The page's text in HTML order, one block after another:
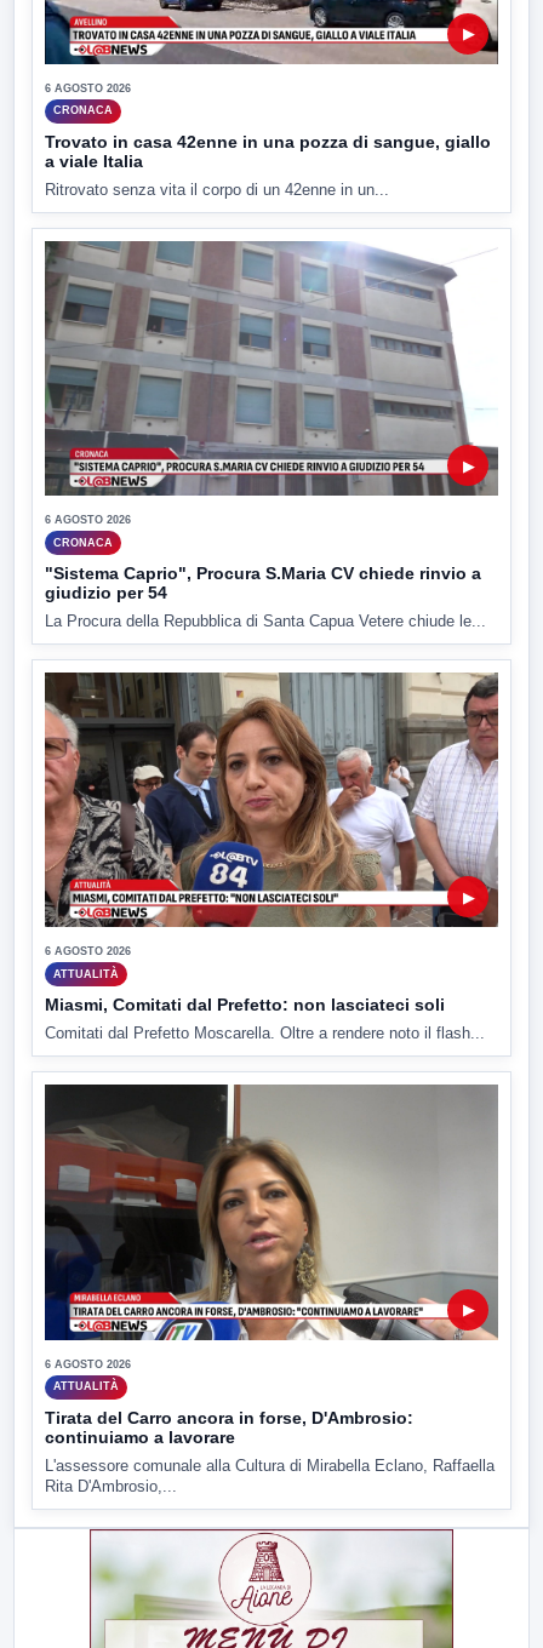
▶
6 AGOSTO 2026
CRONACA
Trovato in casa 42enne in una pozza di sangue, giallo
a viale Italia
Ritrovato senza vita il corpo di un 42enne in un...
▶
6 AGOSTO 2026
CRONACA
"Sistema Caprio", Procura S.Maria CV chiede rinvio a
giudizio per 54
La Procura della Repubblica di Santa Capua Vetere chiude le...
▶
6 AGOSTO 2026
ATTUALITÀ
Miasmi, Comitati dal Prefetto: non lasciateci soli
Comitati dal Prefetto Moscarella. Oltre a rendere noto il flash...
▶
6 AGOSTO 2026
ATTUALITÀ
Tirata del Carro ancora in forse, D'Ambrosio:
continuiamo a lavorare
L'assessore comunale alla Cultura di Mirabella Eclano, Raffaella
Rita D'Ambrosio,...